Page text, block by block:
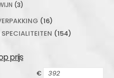
(3)
(16)
(154)
prijs
€